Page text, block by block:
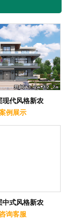
现代风格新农
例展示
中式风格新农
询客服